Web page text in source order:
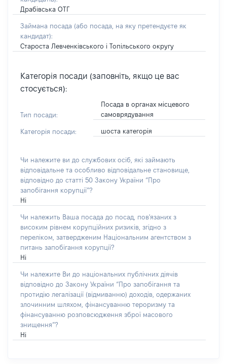
Драбівська ОТГ
Займана посада (або посада, на яку претендуєте як
кандидат):
Староста Левченківського і Топільського округу
Категорія посади (заповніть, якщо це вас
стосується):
Тип посади:
Посада в органах місцевого
самоврядування
Категорія посади: шоста категорія
Чи належите ви до службових осіб, які займають
відповідальне та особливо відповідальне становище,
відповідно до статті 50 Закону України “Про
запобігання корупції”?
Ні
Чи належить Ваша посада до посад, пов'язаних з
високим рівнем корупційних ризиків, згідно з
переліком, затвердженим Національним агентством з
питань запобігання корупції?
Ні
Чи належите Ви до національних публічних діячів
відповідно до Закону України “Про запобігання та
протидію легалізації (відмиванню) доходів, одержаних
злочинним шляхом, фінансуванню тероризму та
фінансуванню розповсюдження зброї масового
знищення”?
Ні